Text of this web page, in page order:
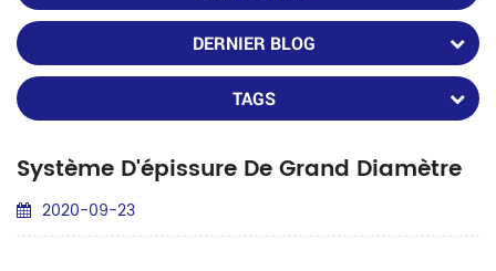
DERNIER BLOG
TAGS
Système D'épissure De Grand Diamètre
2020-09-23